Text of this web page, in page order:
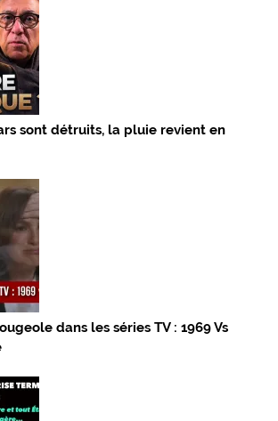
sont détruits, la pluie revient en
dans les séries TV : 1969 Vs